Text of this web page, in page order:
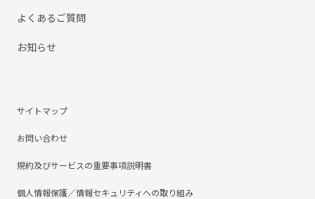
よくあるご質問
お知らせ
サイトマップ
お問い合わせ
規約及びサービスの重要事項説明書
個人情報保護／情報セキュリティへの取り組み